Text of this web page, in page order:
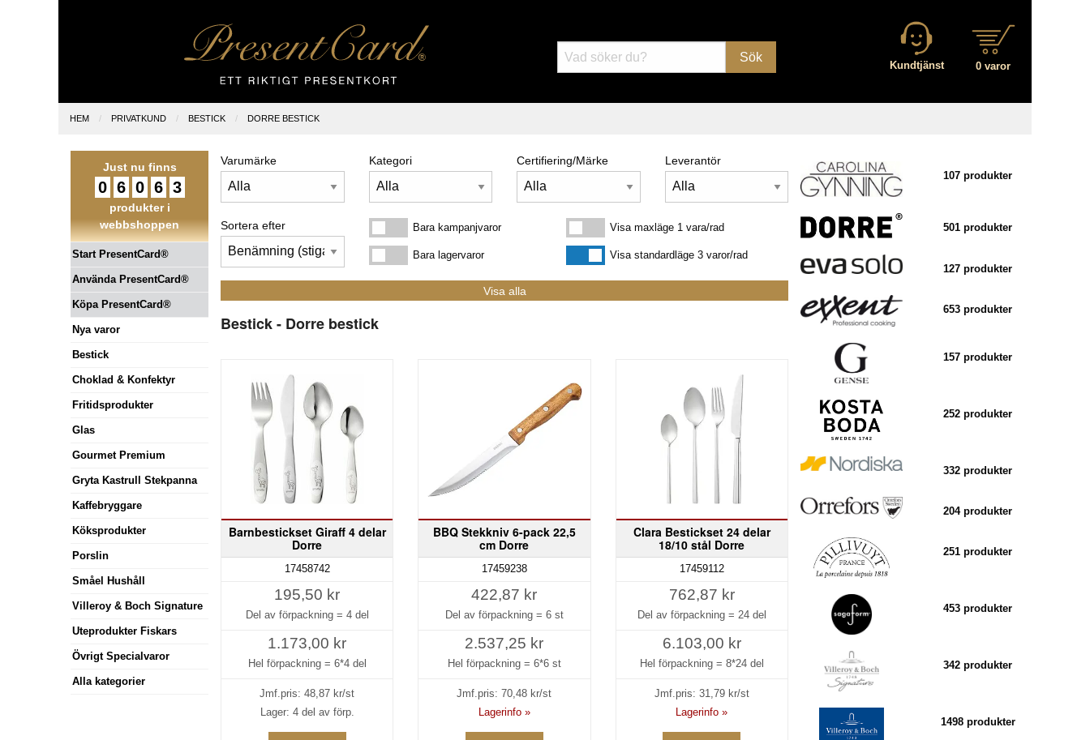
Sök
0 varor
Kundtjänst
HEM PRIVATKUND BESTICK DORRE BESTICK
Just nu finns
0 6 0 6 3
produkter i
webbshoppen
Start PresentCard®
Använda PresentCard®
Köpa PresentCard®
Nya varor
Bestick
Choklad & Konfektyr
Fritidsprodukter
Glas
Gourmet Premium
Gryta Kastrull Stekpanna
Kaffebryggare
Köksprodukter
Porslin
Småel Hushåll
Villeroy & Boch Signature
Uteprodukter Fiskars
Övrigt Specialvaror
Alla kategorier
Varumärke Kategori Certifiering/Märke Leverantör
Sortera efter Bara kampanjvarorBara kampanjvaror
Bara lagervarorBara lagervaror
Visa maxläge 1 vara/rad
Visa maxläge 1 vara/rad
Visa standardlägeVisa standardläge 3 varor/rad
Bestick - Dorre bestick
Barnbestickset Giraff 4 delar
Dorre
17458742
195,50 kr
Del av förpackning = 4 del
1.173,00 kr
Hel förpackning = 6*4 del
Jmf.pris:48,87 kr/st
Lager: 4 del av förp.
BBQ Stekkniv 6-pack 22,5
cm Dorre
17459238
422,87 kr
Del av förpackning = 6 st
2.537,25 kr
Hel förpackning = 6*6 st
Jmf.pris:70,48 kr/st
Lagerinfo »
Clara Bestickset 24 delar
18/10 stål Dorre
17459112
762,87 kr
Del av förpackning = 24 del
6.103,00 kr
Hel förpackning = 8*24 del
Jmf.pris: 31,79kr/st
Lagerinfo »
107 produkter
501 produkter
127 produkter
653 produkter
157 produkter
252 produkter
332 produkter
204 produkter
251 produkter
453 produkter
342 produkter
1498 produkter